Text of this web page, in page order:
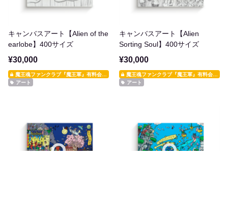
キャンバスアート【Alien of the
earlobe】400サイズ
¥30,000
魔王魂ファンクラブ『魔王軍』有料会員限定
アート
キャンバスアート【Alien
Sorting Soul】400サイズ
¥30,000
魔王魂ファンクラブ『魔王軍』有料会員限定
アート